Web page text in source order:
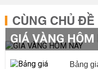
CÙNG CHỦ ĐỀ
GIÁ VÀNG HÔM
Bảng